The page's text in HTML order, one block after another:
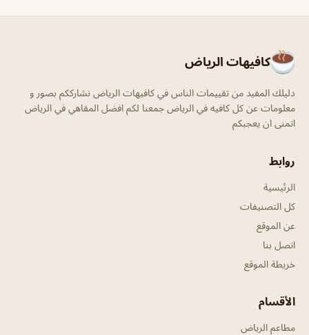
كافيهات الرياض
دليلك المفيد من تقييمات الناس في كافيهات الرياض نشارككم بصور و
معلومات عن كل كافيه في الرياض جمعنا لكم افضل المقاهي في الرياض
اتمنى ان يعجبكم
روابط
الرئيسية
كل التصنيفات
عن الموقع
اتصل بنا
خريطة الموقع
الأقسام
مطاعم الرياض